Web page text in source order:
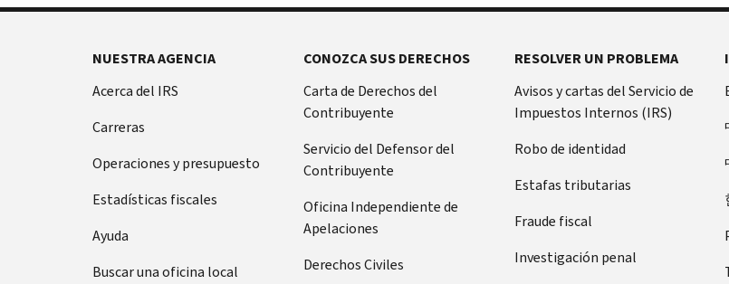
NUESTRA AGENCIA
Acerca del IRS
Carreras
Operaciones y presupuesto
Estadísticas fiscales
Ayuda
Buscar una oficina local
CONOZCA SUS DERECHOS
Carta de Derechos del
Contribuyente
Servicio del Defensor del
Contribuyente
Oficina Independiente de
Apelaciones
Derechos Civiles
RESOLVER UN PROBLEMA
Avisos y cartas del Servicio de
Impuestos Internos (IRS)
Robo de identidad
Estafas tributarias
Fraude fiscal
Investigación penal